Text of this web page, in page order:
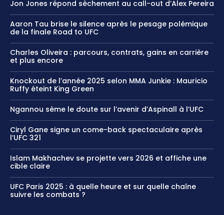
Jon Jones répond sèchement au call-out d’Alex Pereira
Aaron Tau brise le silence après le pesage polémique
de la finale Road to UFC
Charles Oliveira : parcours, contrats, gains en carrière
et plus encore
Knockout de l’année 2025 selon MMA Junkie : Mauricio
Ruffy éteint King Green
Ngannou sème le doute sur l’avenir d’Aspinall à l’UFC
Ciryl Gane signe un come-back spectaculaire après
l’UFC 321
Islam Makhachev se projette vers 2026 et affiche une
cible claire
UFC Paris 2025 : à quelle heure et sur quelle chaîne
suivre les combats ?